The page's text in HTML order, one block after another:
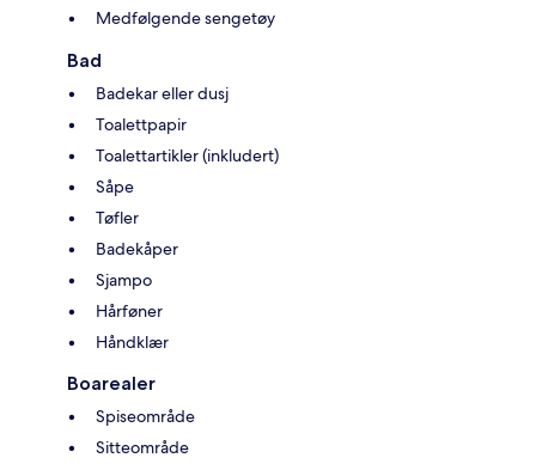
Medfølgende sengetøy
Bad
Badekar eller dusj
Toalettpapir
Toalettartikler (inkludert)
Såpe
Tøfler
Badekåper
Sjampo
Hårføner
Håndklær
Boarealer
Spiseområde
Sitteområde